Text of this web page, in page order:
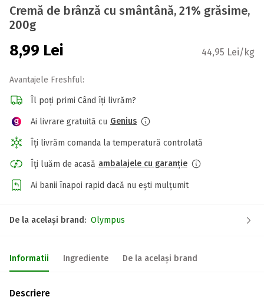
Cremă de brânză cu smântână, 21% grăsime,
200g
8,99 Lei 44,95 Lei/kg
Avantajele Freshful:
Îl poți primi Când îți livrăm?
Ai livrare gratuită cu Genius
Îți livrăm comanda la temperatură controlată
Îți luăm de acasă ambalajele cu garanție
Ai banii înapoi rapid dacă nu ești mulțumit
De la același brand: Olympus
Informatii Ingrediente De la același brand
Descriere